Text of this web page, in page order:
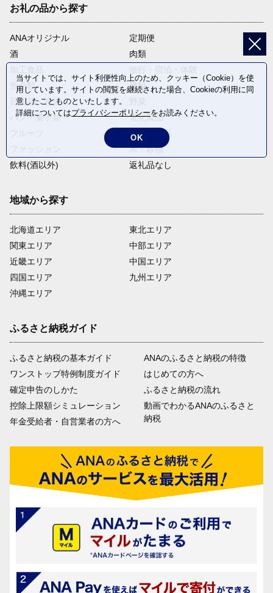
お礼の品から探す
ANAオリジナル
定期便
酒
肉類
魚介類
麺類
日用品・雑貨
パン・菓子類
電化製品
卵・乳製品
米・穀物
飲料(酒以外)
返礼品なし
地域から探す
北海道エリア
関東エリア
近畿エリア
四国エリア
沖縄エリア
東北エリア
中部エリア
中国エリア
九州エリア
ふるさと納税ガイド
ふるさと納税の基本ガイド
ワンストップ特例制度ガイド
確定申告のしかた
控除上限額シミュレーション
年金受給者・自営業者の方へ
ANAのふるさと納税の特徴
はじめての方へ
ふるさと納税の流れ
動画でわかるANAのふるさと
納税
当サイトでは、サイト利便性向上のため、クッキー（Cookie）を使
用しています。サイトの閲覧を継続された場合、Cookieの利用に同
意したことものといたします。
詳細についてはプライバシーポリシーをお読みください。
OK